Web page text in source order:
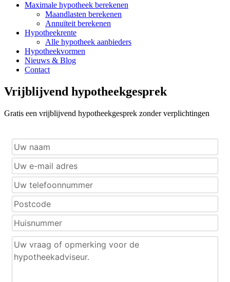
Maximale hypotheek berekenen
Maandlasten berekenen
Annuïteit berekenen
Hypotheekrente
Alle hypotheek aanbieders
Hypotheekvormen
Nieuws & Blog
Contact
Vrijblijvend hypotheekgesprek
Gratis een vrijblijvend hypotheekgesprek zonder verplichtingen